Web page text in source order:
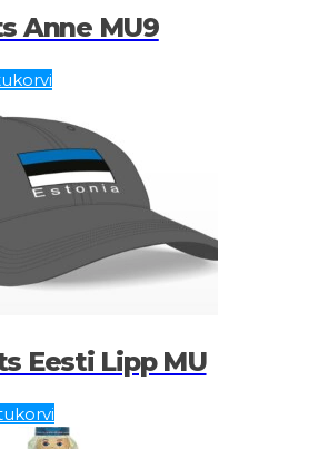
Anne MU9
Eesti Lipp MU